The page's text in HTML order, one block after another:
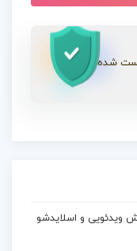
تست شده
ویدئویی و اسلایدشو